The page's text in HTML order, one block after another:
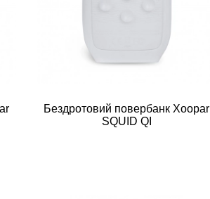
Бездротовий повербанк Xoopar
SQUID QI